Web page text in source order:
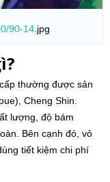
90-14.jpg
thường được sản
Cheng Shin.
lượng, độ bám
Bên cạnh đó, vỏ
tiết kiệm chi phí